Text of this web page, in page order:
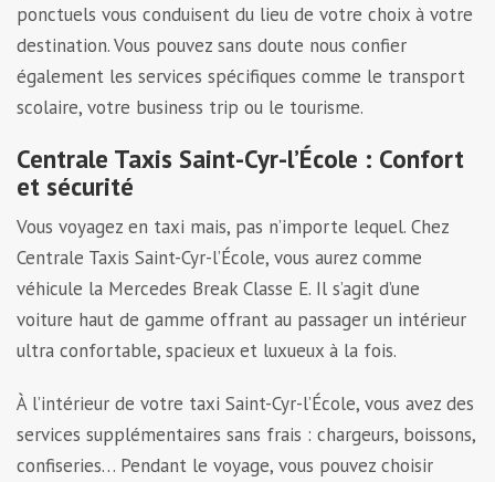
ponctuels vous conduisent du lieu de votre choix à votre
destination. Vous pouvez sans doute nous confier
également les services spécifiques comme le transport
scolaire, votre business trip ou le tourisme.
Centrale Taxis Saint-Cyr-l’École : Confort
et sécurité
Vous voyagez en taxi mais, pas n’importe lequel. Chez
Centrale Taxis Saint-Cyr-l’École, vous aurez comme
véhicule la Mercedes Break Classe E. Il s’agit d’une
voiture haut de gamme offrant au passager un intérieur
ultra confortable, spacieux et luxueux à la fois.
À l’intérieur de votre taxi Saint-Cyr-l’École, vous avez des
services supplémentaires sans frais : chargeurs, boissons,
confiseries… Pendant le voyage, vous pouvez choisir